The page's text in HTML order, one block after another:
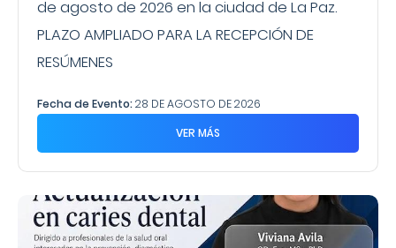
de agosto de 2026 en la ciudad de La Paz.
PLAZO AMPLIADO PARA LA RECEPCIÓN DE
RESÚMENES
Fecha de Evento:28 DE AGOSTO DE 2026
VER MÁS